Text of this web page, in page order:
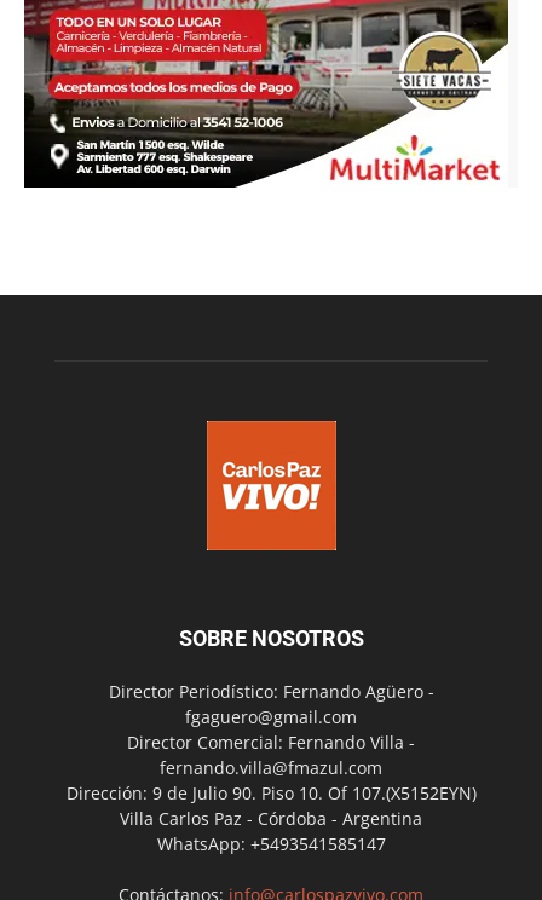
SOBRE NOSOTROS
Director Periodístico: Fernando Agüero -
fgaguero@gmail.com
Director Comercial: Fernando Villa -
fernando.villa@fmazul.com
Dirección: 9 de Julio 90. Piso 10. Of 107.(X5152EYN)
Villa Carlos Paz - Córdoba - Argentina
WhatsApp: +5493541585147
Contáctanos: info@carlospazvivo.com